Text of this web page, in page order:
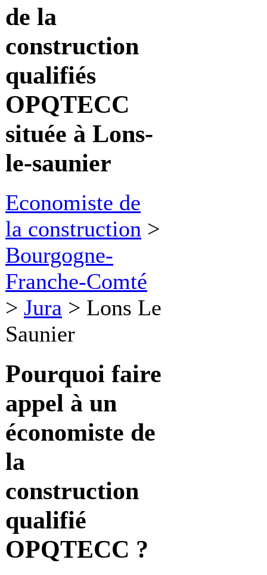
de la
construction
qualifiés
OPQTECC
située à Lons-
le-saunier
Economiste de
la construction >
Bourgogne-
Franche-Comté
> Jura > Lons Le
Saunier
Pourquoi faire
appel à un
économiste de
la
construction
qualifié
OPQTECC ?